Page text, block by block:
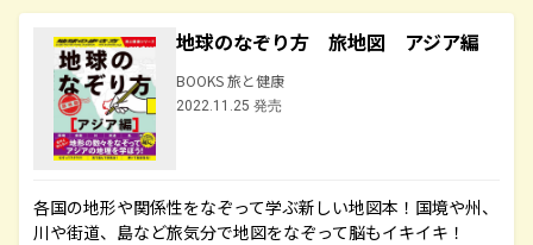
地球のなぞり方 旅地図 アジア編
BOOKS 旅と健康
2022.11.25 発売
各国の地形や関係性をなぞって学ぶ新しい地図本！国境や州、
川や街道、島など旅気分で地図をなぞって脳もイキイキ！